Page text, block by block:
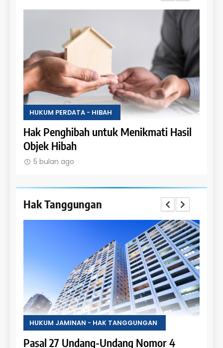
HUKUM PERDATA - HIBAH
Hak Penghibah untuk Menikmati Hasil
Objek Hibah
5 bulan ago
Hak Tanggungan
HUKUM JAMINAN - HAK TANGGUNGAN
Pasal 27 Undang-Undang Nomor 4